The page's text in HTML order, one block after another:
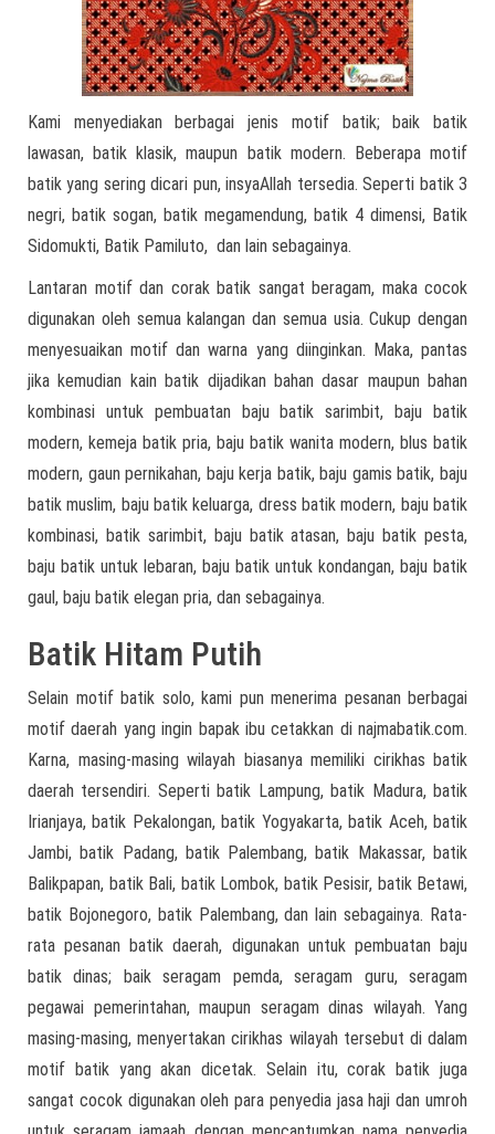
Kami menyediakan berbagai jenis motif batik; baik batik
lawasan, batik klasik, maupun batik modern. Beberapa motif
batik yang sering dicari pun, insyaAllah tersedia. Seperti batik 3
negri, batik sogan, batik megamendung, batik 4 dimensi, Batik
Sidomukti, Batik Pamiluto, dan lain sebagainya.
Lantaran motif dan corak batik sangat beragam, maka cocok
digunakan oleh semua kalangan dan semua usia. Cukup dengan
menyesuaikan motif dan warna yang diinginkan. Maka, pantas
jika kemudian kain batik dijadikan bahan dasar maupun bahan
kombinasi untuk pembuatan baju batik sarimbit, baju batik
modern, kemeja batik pria, baju batik wanita modern, blus batik
modern, gaun pernikahan, baju kerja batik, baju gamis batik, baju
batik muslim, baju batik keluarga, dress batik modern, baju batik
kombinasi, batik sarimbit, baju batik atasan, baju batik pesta,
baju batik untuk lebaran, baju batik untuk kondangan, baju batik
gaul, baju batik elegan pria, dan sebagainya.
Batik Hitam Putih
Selain motif batik solo, kami pun menerima pesanan berbagai
motif daerah yang ingin bapak ibu cetakkan di najmabatik.com.
Karna, masing-masing wilayah biasanya memiliki cirikhas batik
daerah tersendiri. Seperti batik Lampung, batik Madura, batik
Irianjaya, batik Pekalongan, batik Yogyakarta, batik Aceh, batik
Jambi, batik Padang, batik Palembang, batik Makassar, batik
Balikpapan, batik Bali, batik Lombok, batik Pesisir, batik Betawi,
batik Bojonegoro, batik Palembang, dan lain sebagainya. Rata-
rata pesanan batik daerah, digunakan untuk pembuatan baju
batik dinas; baik seragam pemda, seragam guru, seragam
pegawai pemerintahan, maupun seragam dinas wilayah. Yang
masing-masing, menyertakan cirikhas wilayah tersebut di dalam
motif batik yang akan dicetak. Selain itu, corak batik juga
sangat cocok digunakan oleh para penyedia jasa haji dan umroh